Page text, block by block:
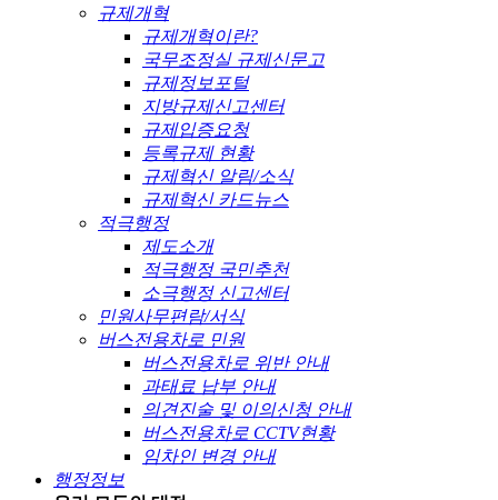
규제개혁
규제개혁이란?
국무조정실 규제신문고
규제정보포털
지방규제신고센터
규제입증요청
등록규제 현황
규제혁신 알림/소식
규제혁신 카드뉴스
적극행정
제도소개
적극행정 국민추천
소극행정 신고센터
민원사무편람/서식
버스전용차로 민원
버스전용차로 위반 안내
과태료 납부 안내
의견진술 및 이의신청 안내
버스전용차로 CCTV현황
임차인 변경 안내
행정정보